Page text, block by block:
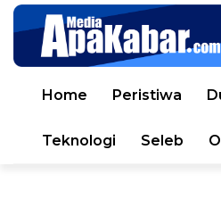
Home Peristiwa
Teknologi Seleb